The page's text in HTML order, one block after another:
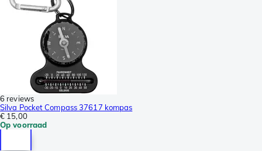
6 reviews
Silva Pocket Compass 37617 kompas
€ 15,00
Op voorraad